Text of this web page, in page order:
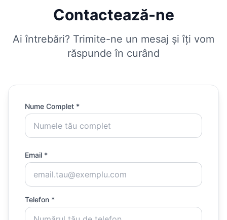
Contactează-ne
Ai întrebări? Trimite-ne un mesaj și îți vom
răspunde în curând
Nume Complet *
Email *
Telefon *